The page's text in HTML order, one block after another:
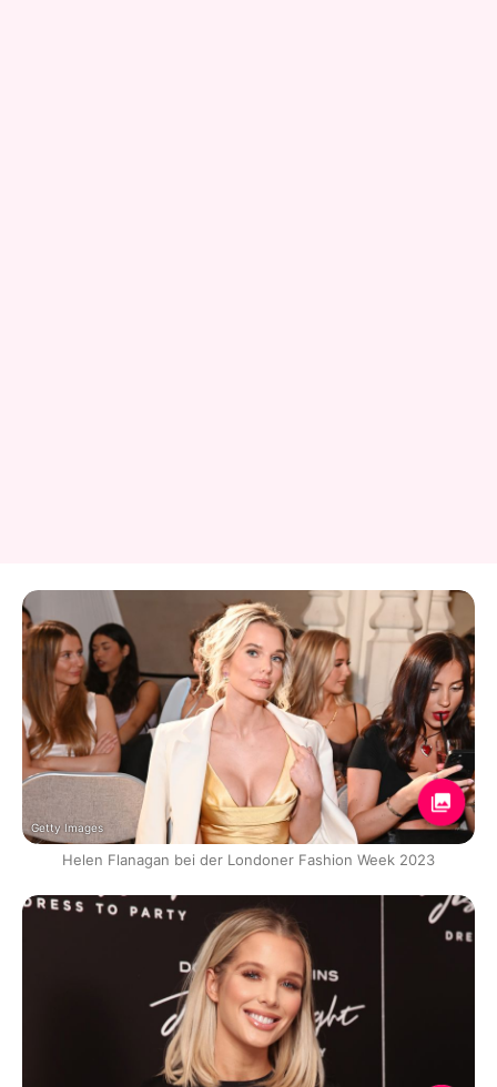
Getty Images
Helen Flanagan bei der Londoner Fashion Week 2023